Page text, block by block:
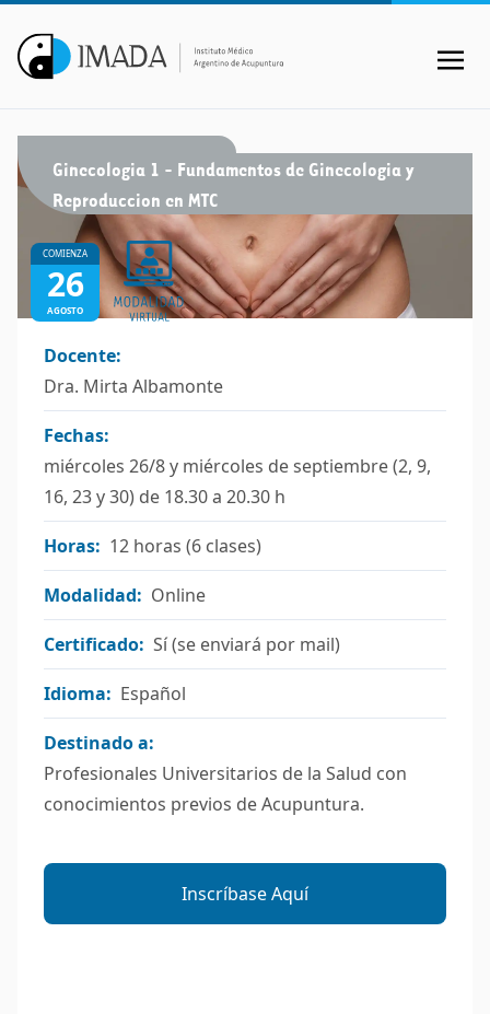
Ginecologia 1 - Fundamentos de Ginecologia y
Reproduccion en MTC
COMIENZA
26
AGOSTO
Docente:
Dra. Mirta Albamonte
Fechas:
miércoles 26/8 y miércoles de septiembre (2, 9,
16, 23 y 30) de 18.30 a 20.30 h
Horas: 12 horas (6 clases)
Modalidad: Online
Certificado: Sí (se enviará por mail)
Idioma: Español
Destinado a:
Profesionales Universitarios de la Salud con
conocimientos previos de Acupuntura.
Inscríbase Aquí